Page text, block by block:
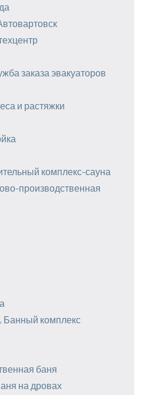
заказа эвакуаторов
и растяжки
комплекс-сауна
производственная
Банный комплекс
баня
на дровах